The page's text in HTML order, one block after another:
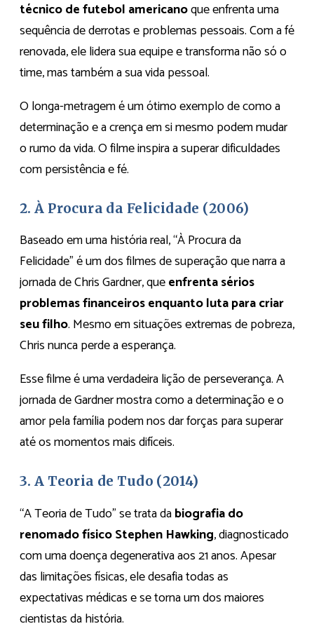
técnico de futebol americanoque enfrenta uma
sequência de derrotas e problemas pessoais. Com a fé
renovada, ele lidera sua equipe e transforma não só o
time, mas também a sua vida pessoal.
O longa-metragem é um ótimo exemplo de como a
determinação e a crença em si mesmo podem mudar
o rumo da vida. O filme inspira a superar dificuldades
com persistência e fé.
2. À Procura da Felicidade (2006)
Baseado em uma história real, “À Procura da
Felicidade” é um dos filmes de superação que narra a
jornada de Chris Gardner, queenfrenta sérios
problemas financeiros enquanto luta para criar
seu filho. Mesmo em situações extremas de pobreza,
Chris nunca perde a esperança.
Esse filme é uma verdadeira lição de perseverança. A
jornada de Gardner mostra como a determinação e o
amor pela família podem nos dar forças para superar
até os momentos mais difíceis.
3. A Teoria de Tudo (2014)
“A Teoria de Tudo” se trata dabiografia do
renomado físico Stephen Hawking, diagnosticado
com uma doença degenerativa aos 21 anos. Apesar
das limitações físicas, ele desafia todas as
expectativas médicas e se torna um dos maiores
cientistas da história.